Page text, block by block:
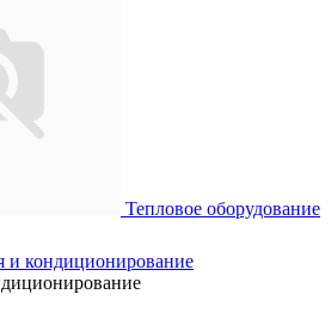
Тепловое оборудование
и кондиционирование